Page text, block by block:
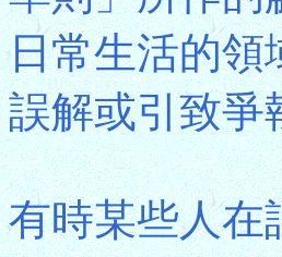
日常生活的領
誤解或引致爭
有時某些人在